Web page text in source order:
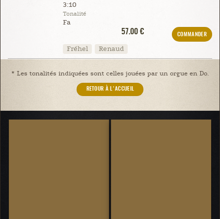
3:10
Tonalité
Fa
57.00 €
COMMANDER
Fréhel Renaud
* Les tonalités indiquées sont celles jouées par un orgue en Do.
RETOUR À L'ACCUEIL